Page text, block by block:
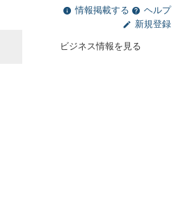
ビジネス情報を見る
情報掲載する
ヘルプ
新規登録